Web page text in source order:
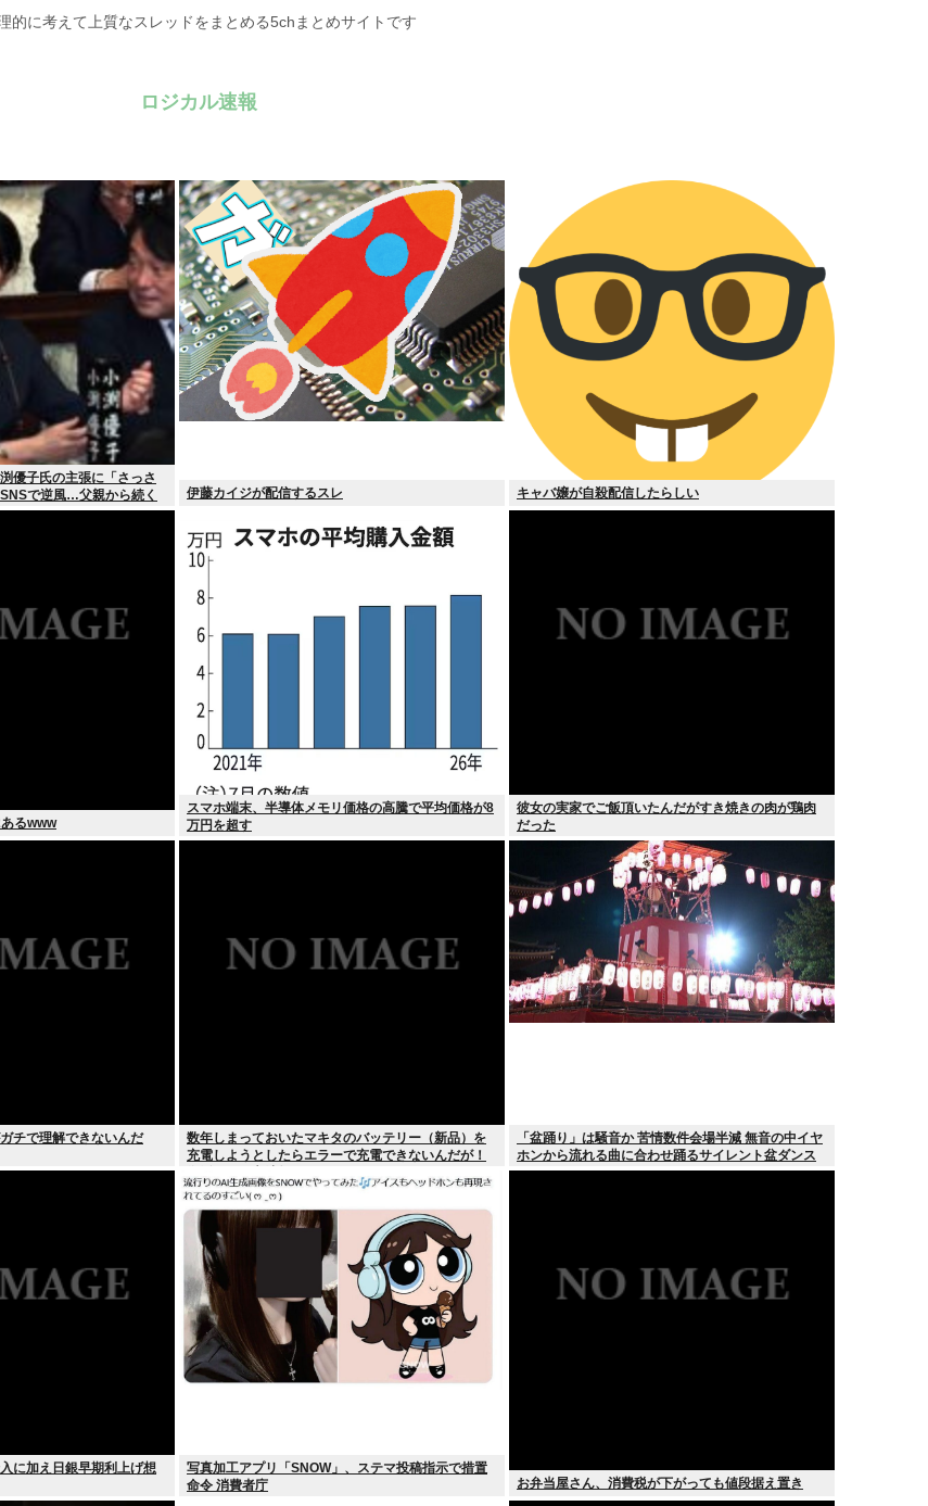
的に考えて上質なスレッドをまとめる5chまとめサイトです
ロジカル速報
優子氏の主張に「さっさ
で逆風…父親から続く
伊藤カイジが配信するスレ キャバ嬢が自殺配信したらしい
るwww
スマホ端末、半導体メモリ価格の高騰で平均価格が8
万円を超す
彼女の実家でご飯頂いたんだがすき焼きの肉が鶏肉
だった
チで理解できないんだ
数年しまっておいたマキタのバッテリー（新品）を
充電しようとしたらエラーで充電できないんだが！
「盆踊り」は騒音か 苦情数件会場半減 無音の中イヤ
ホンから流れる曲に合わせ踊るサイレント盆ダンス
も
に加え日銀早期利上げ想
写真加工アプリ「SNOW」、ステマ投稿指示で措置
命令 消費者庁
お弁当屋さん、消費税が下がっても値段据え置き